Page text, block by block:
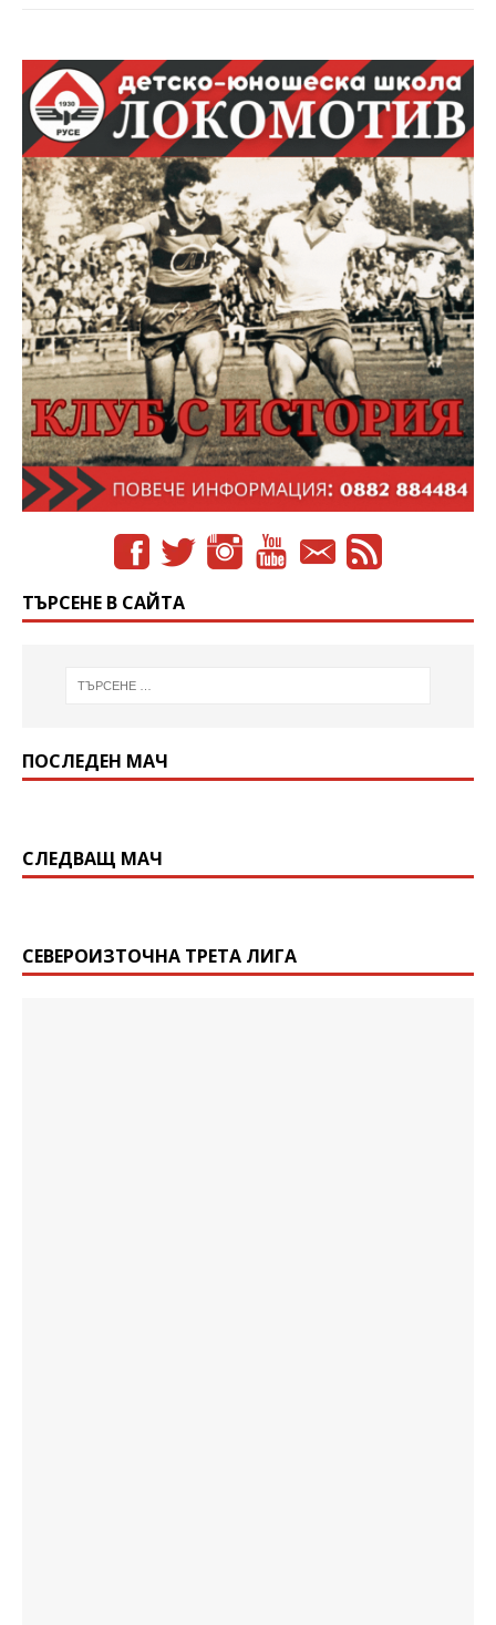
ТЪРСЕНЕ В САЙТА
ПОСЛЕДЕН МАЧ
СЛЕДВАЩ МАЧ
СЕВЕРОИЗТОЧНА ТРЕТА ЛИГА